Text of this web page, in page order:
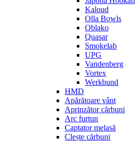
Kaloud
Olla Bowls
Oblako
Quasar
Smokelab
UPG
Vandenberg
Vortex
Werkbund
HMD
Apărătoare vânt
Aprinzător cărbuni
Arc furtun
Captator melasă
Clește cărbuni